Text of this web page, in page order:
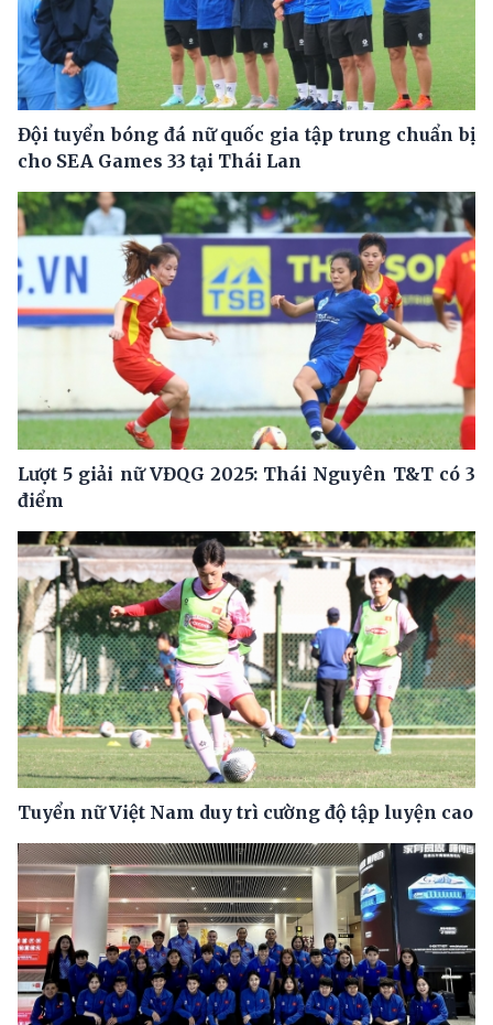
Đội tuyển bóng đá nữ quốc gia tập trung chuẩn bị
cho SEA Games 33 tại Thái Lan
Lượt 5 giải nữ VĐQG 2025: Thái Nguyên T&T có 3
điểm
Tuyển nữ Việt Nam duy trì cường độ tập luyện cao